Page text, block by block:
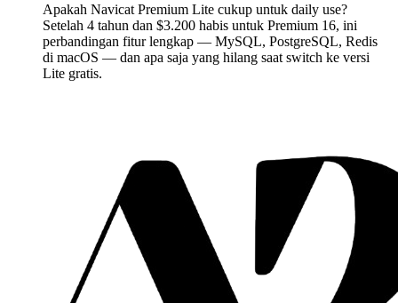
Apakah Navicat Premium Lite cukup untuk daily use?
Setelah 4 tahun dan $3.200 habis untuk Premium 16, ini
perbandingan fitur lengkap — MySQL, PostgreSQL, Redis
di macOS — dan apa saja yang hilang saat switch ke versi
Lite gratis.